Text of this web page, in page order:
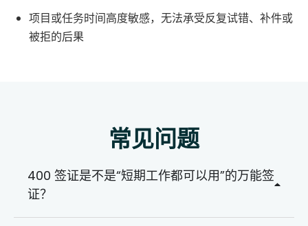
项目或任务时间高度敏感，无法承受反复试错、补件或
被拒的后果
常见问题
400 签证是不是“短期工作都可以用”的万能签
证？